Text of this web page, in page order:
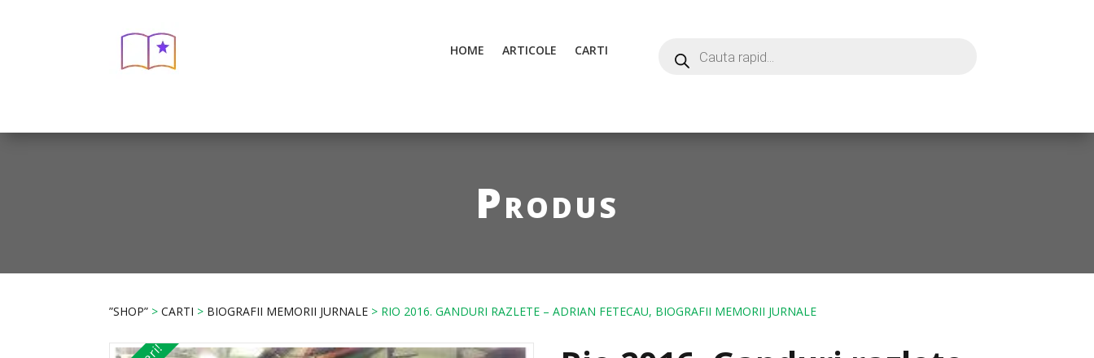
HOME ARTICOLE CARTI
Produs
”SHOP” >CARTI > BIOGRAFII MEMORII JURNALE > RIO 2016. GANDURI RAZLETE – ADRIAN FETECAU, BIOGRAFII MEMORII JURNALE